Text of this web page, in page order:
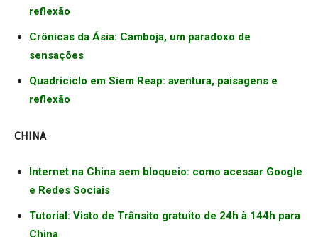
reflexão
Crônicas da Ásia: Camboja, um paradoxo de
sensações
Quadriciclo em Siem Reap: aventura, paisagens e
reflexão
CHINA
Internet na China sem bloqueio: como acessar Google
e Redes Sociais
Tutorial: Visto de Trânsito gratuito de 24h à 144h para
China